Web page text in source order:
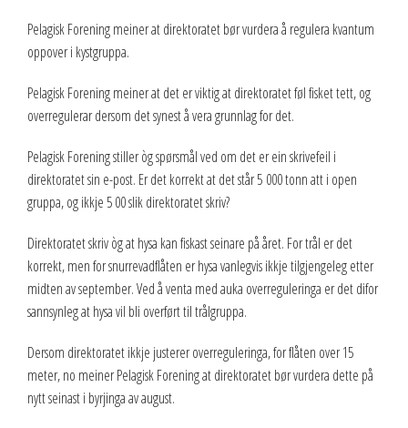
Pelagisk Forening meiner at direktoratet bør vurdera å regulera kvantum
oppover i kystgruppa.
Pelagisk Forening meiner at det er viktig at direktoratet føl fisket tett, og
overregulerar dersom det synest å vera grunnlag for det.
Pelagisk Forening stiller òg spørsmål ved om det er ein skrivefeil i
direktoratet sin e-post. Er det korrekt at det står 5 000 tonn att i open
gruppa, og ikkje 5 00 slik direktoratet skriv?
Direktoratet skriv òg at hysa kan fiskast seinare på året. For trål er det
korrekt, men for snurrevadflåten er hysa vanlegvis ikkje tilgjengeleg etter
midten av september. Ved å venta med auka overreguleringa er det difor
sannsynleg at hysa vil bli overført til trålgruppa.
Dersom direktoratet ikkje justerer overreguleringa, for flåten over 15
meter, no meiner Pelagisk Forening at direktoratet bør vurdera dette på
nytt seinast i byrjinga av august.